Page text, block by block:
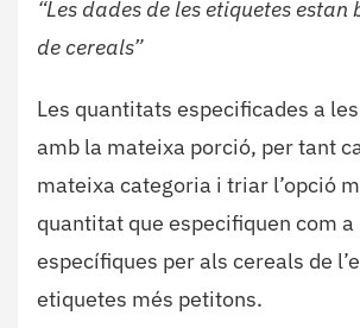
“Les dades de les etiquetes
de cereals”
Les quantitats especificades a
amb la mateixa porció, per tant
mateixa categoria i triar l’opció
quantitat que especifiquen com
específiques per als cereals de
etiquetes més petitons.